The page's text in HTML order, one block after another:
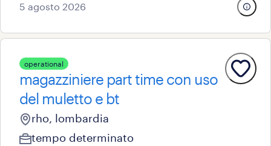
5 agosto 2026
operational
magazziniere part time con uso
del muletto e bt
rho, lombardia
tempo determinato